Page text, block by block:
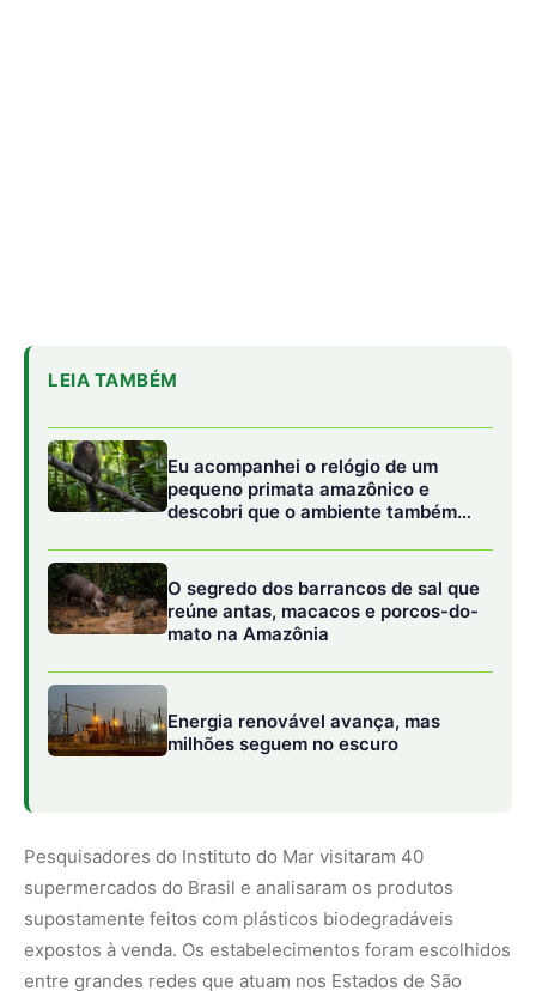
Pesquisadores do Instituto do Mar visitaram 40
supermercados do Brasil e analisaram os produtos
supostamente feitos com plásticos biodegradáveis
expostos à venda. Os estabelecimentos foram escolhidos
entre grandes redes que atuam nos Estados de São
Paulo e Rio de Janeiro. E um total de 49 produtos
outros utensílios de cozinha, foram encontrados. Esses
itens eram, em média, 125% mais caros do que similares
feitos de plásticos convencionais. A grande surpresa foi
marcas, atendia aos requisitos mínimos para serem
O estudo teve como primeira autora a doutoranda Beatriz
Barbosa Moreno, bolsista da FAPESP sob a orientação de
Castro. Os resultados foram publicados no periódico